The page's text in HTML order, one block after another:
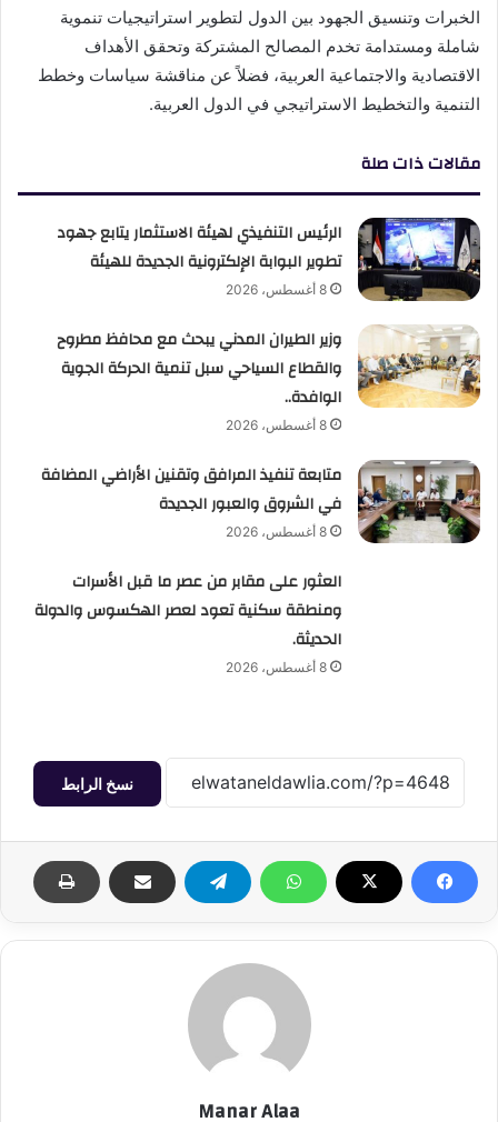
الخبرات وتنسيق الجهود بين الدول لتطوير استراتيجيات تنموية
شاملة ومستدامة تخدم المصالح المشتركة وتحقق الأهداف
الاقتصادية والاجتماعية العربية، فضلاً عن مناقشة سياسات وخطط
التنمية والتخطيط الاستراتيجي في الدول العربية.
مقالات ذات صلة
الرئيس التنفيذي لهيئة الاستثمار يتابع جهود
تطوير البوابة الإلكترونية الجديدة للهيئة
8 أغسطس، 2026
وزير الطيران المدني يبحث مع محافظ مطروح
والقطاع السياحي سبل تنمية الحركة الجوية
الوافدة..
8 أغسطس، 2026
متابعة تنفيذ المرافق وتقنين الأراضي المضافة
في الشروق والعبور الجديدة
8 أغسطس، 2026
العثور على مقابر من عصر ما قبل الأسرات
ومنطقة سكنية تعود لعصر الهكسوس والدولة
الحديثة.
8 أغسطس، 2026
نسخ الرابط
Manar Alaa